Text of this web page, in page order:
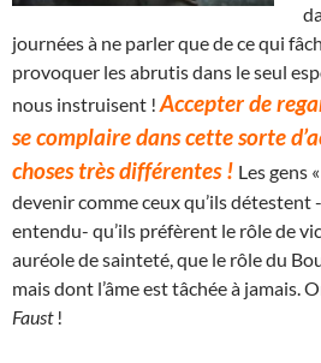
journées à ne parler que de ce qui
provoquer les abrutis dans le seul
nous instruisent ! Accepter de
se complaire dans cette sorte
choses très différentes ! Les gens «
devenir comme ceux qu’ils détestent
entendu- qu’ils préfèrent le rôle de
auréole de sainteté, que le rôle du
mais dont l’âme est tâchée à jamais.
Faust!